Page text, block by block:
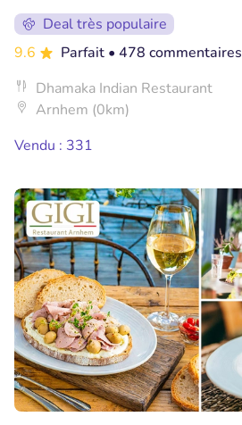
Deal très populaire
9.6
Parfait • 478 commentaires
Dhamaka Indian Restaurant
Arnhem (0km)
Vendu : 331